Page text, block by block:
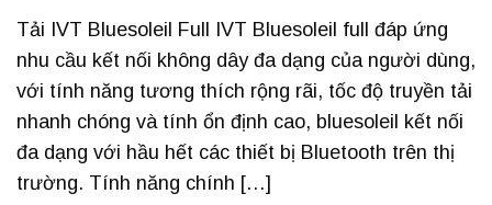
Tải IVT Bluesoleil Full IVT Bluesoleil full đáp ứng
nhu cầu kết nối không dây đa dạng của người dùng,
với tính năng tương thích rộng rãi, tốc độ truyền tải
nhanh chóng và tính ổn định cao, bluesoleil kết nối
đa dạng với hầu hết các thiết bị Bluetooth trên thị
trường. Tính năng chính […]